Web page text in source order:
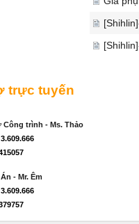
trực tuyến
Công trình - Ms. Thảo
- Mr. Êm